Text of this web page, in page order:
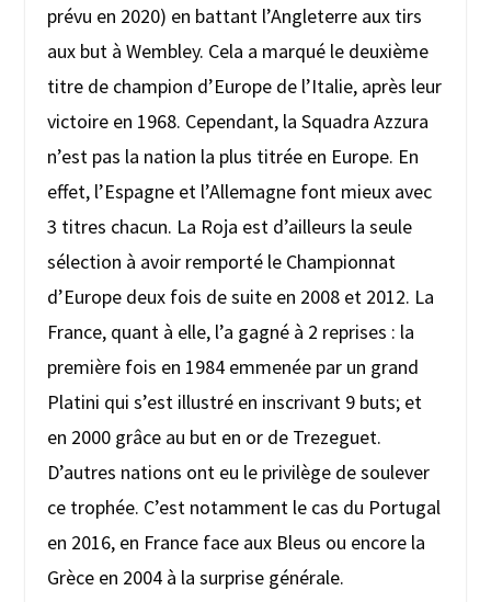
prévu en 2020) en battant l’Angleterre aux tirs
aux but à Wembley. Cela a marqué le deuxième
titre de champion d’Europe de l’Italie, après leur
victoire en 1968. Cependant, la Squadra Azzura
n’est pas la nation la plus titrée en Europe. En
effet, l’Espagne et l’Allemagne font mieux avec
3 titres chacun. La Roja est d’ailleurs la seule
sélection à avoir remporté le Championnat
d’Europe deux fois de suite en 2008 et 2012. La
France, quant à elle, l’a gagné à 2 reprises : la
première fois en 1984 emmenée par un grand
Platini qui s’est illustré en inscrivant 9 buts; et
en 2000 grâce au but en or de Trezeguet.
D’autres nations ont eu le privilège de soulever
ce trophée. C’est notamment le cas du Portugal
en 2016, en France face aux Bleus ou encore la
Grèce en 2004 à la surprise générale.